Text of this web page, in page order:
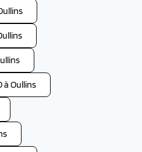
à Oullins